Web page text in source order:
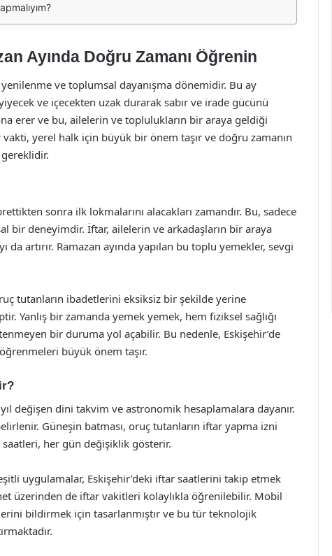
Ayında Doğru Zamanı Öğrenin
ve toplumsal dayanışma dönemidir. Bu ay
ve içecekten uzak durarak sabır ve irade gücünü
erer ve bu, ailelerin ve toplulukların bir araya geldiği
yerel halk için büyük bir önem taşır ve doğru zamanın
gereklidir.
sonra ilk lokmalarını alacakları zamandır. Bu, sadece
bir deneyimdir. İftar, ailelerin ve arkadaşların bir araya
artırır. Ramazan ayında yapılan bu toplu yemekler, sevgi
tutanların ibadetlerini eksiksiz bir şekilde yerine
Yanlış bir zamanda yemek yemek, hem fiziksel sağlığı
bir duruma yol açabilir. Bu nedenle, Eskişehir’de
büyük önem taşır.
değişen dini takvim ve astronomik hesaplamalara dayanır.
Güneşin batması, oruç tutanların iftar yapma izni
saatleri, her gün değişiklik gösterir.
uygulamalar, Eskişehir’deki iftar saatlerini takip etmek
üzerinden de iftar vakitleri kolaylıkla öğrenilebilir. Mobil
bildirmek için tasarlanmıştır ve bu tür teknolojik